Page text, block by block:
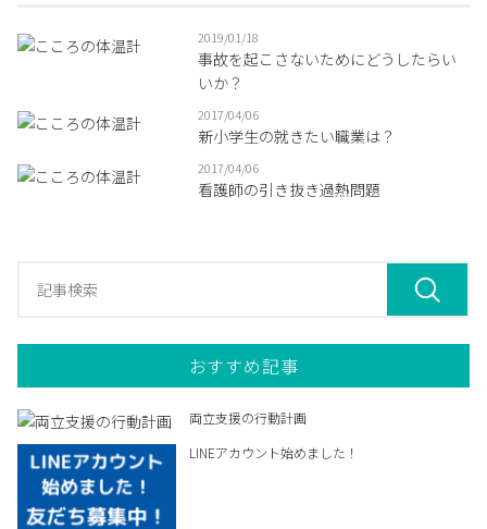
2019/01/18
事故を起こさないためにどうしたらい
いか？
2017/04/06
新小学生の就きたい職業は？
2017/04/06
看護師の引き抜き過熱問題
おすすめ記事
両立支援の行動計画
LINEアカウント始めました！